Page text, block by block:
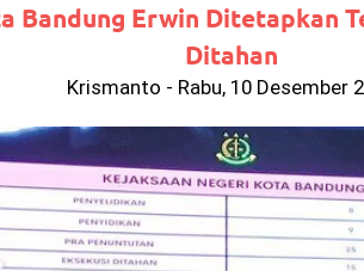
Bandung Erwin Ditetapkan
Ditahan
Krismanto - Rabu, 10 Desember